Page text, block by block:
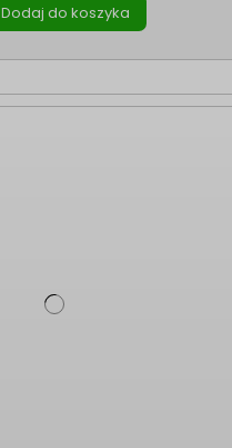
Dodaj do koszyka